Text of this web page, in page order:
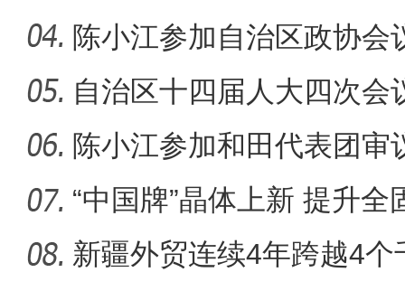
陈小江参加自治区政协会
自治区十四届人大四次会
会议
陈小江参加和田代表团审
“中国牌”晶体上新 提升
功能
新疆外贸连续4年跨越4个